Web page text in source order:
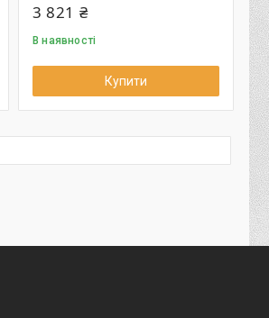
3 821 ₴
В наявності
Купити